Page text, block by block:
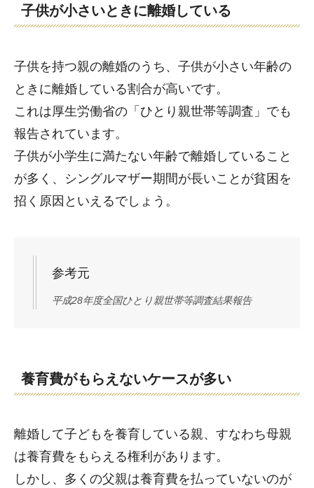
子供が小さいときに離婚している
子供を持つ親の離婚のうち、子供が小さい年齢の
ときに離婚している割合が高いです。
これは厚生労働省の「ひとり親世帯等調査」でも
報告されています。
子供が小学生に満たない年齢で離婚していること
が多く、シングルマザー期間が長いことが貧困を
招く原因といえるでしょう。
参考元
平成28年度全国ひとり親世帯等調査結果報告
養育費がもらえないケースが多い
離婚して子どもを養育している親、すなわち母親
は養育費をもらえる権利があります。
しかし、多くの父親は養育費を払っていないのが